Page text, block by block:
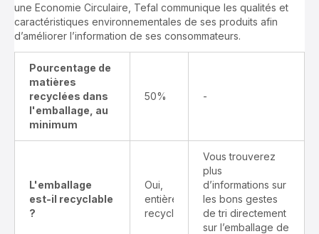
une Economie Circulaire, Tefal communique les qualités et
caractéristiques environnementales de ses produits afin
d’améliorer l’information de ses consommateurs.
Pourcentage de
matières
recyclées dans
l'emballage, au
minimum
50% -
L'emballage
est-il recyclable
?
Oui,
entièrement
recyclable
Vous trouverez
plus
d’informations sur
les bons gestes
de tri directement
sur l’emballage de